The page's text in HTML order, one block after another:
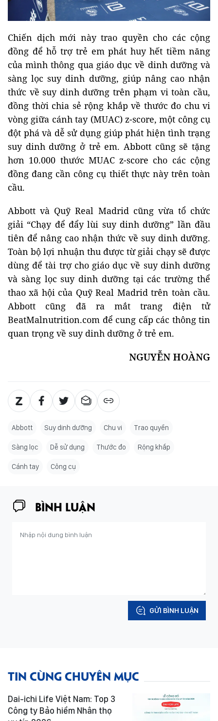
Chiến dịch mới này trao quyền cho các cộng
đồng để hỗ trợ trẻ em phát huy hết tiềm năng
của mình thông qua giáo dục về dinh dưỡng và
sàng lọc suy dinh dưỡng, giúp nâng cao nhận
thức về suy dinh dưỡng trên phạm vi toàn cầu,
đồng thời chia sẻ rộng khắp về thước đo chu vi
vòng giữa cánh tay (MUAC) z-score, một công cụ
đột phá và dễ sử dụng giúp phát hiện tình trạng
suy dinh dưỡng ở trẻ em. Abbott cũng sẽ tặng
hơn 10.000 thước MUAC z-score cho các cộng
đồng đang cần công cụ thiết thực này trên toàn
cầu.
Abbott và Quỹ Real Madrid cũng vừa tổ chức
giải “Chạy để đẩy lùi suy dinh dưỡng” lần đầu
tiên để nâng cao nhận thức về suy dinh dưỡng.
Toàn bộ lợi nhuận thu được từ giải chạy sẽ được
dùng để tài trợ cho giáo dục về suy dinh dưỡng
và sàng lọc suy dinh dưỡng tại các trường thể
thao xã hội của Quỹ Real Madrid trên toàn cầu.
Abbott cũng đã ra mắt trang điện tử
BeatMalnutrition.com để cung cấp các thông tin
quan trọng về suy dinh dưỡng ở trẻ em.
NGUYỄN HOÀNG
Abbott Suy dinh dưỡng Chu vi Trao quyền
Sàng lọc Dễ sử dụng Thước đo Rộng khắp
Cánh tay Công cụ
BÌNH LUẬN
GỬI BÌNH LUẬN
TIN CÙNG CHUYÊN MỤC
Dai-ichi Life Việt Nam: Top 3
Công ty Bảo hiểm Nhân thọ